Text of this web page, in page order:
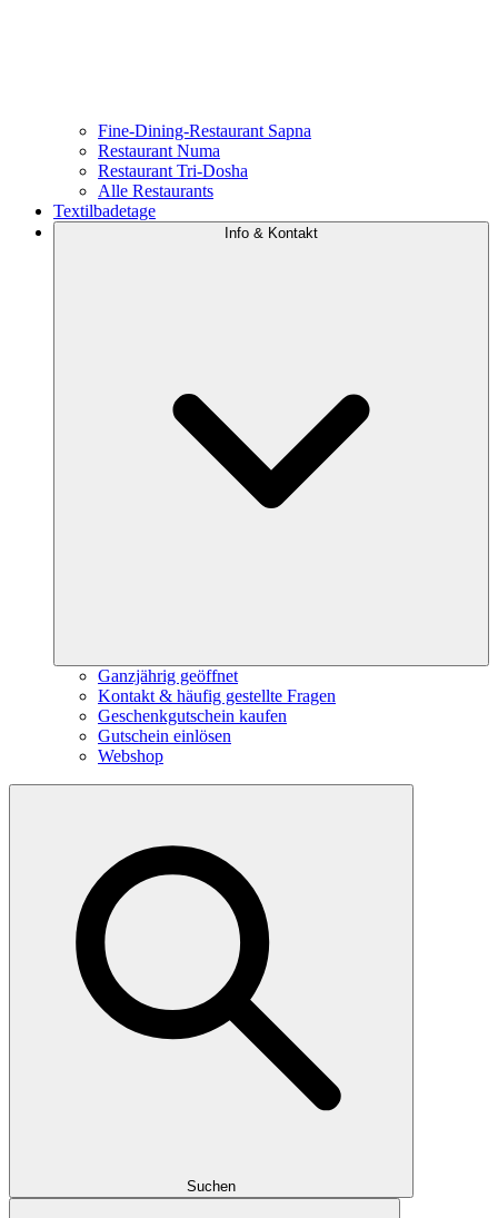
Fine-Dining-Restaurant Sapna
Restaurant Numa
Restaurant Tri-Dosha
Alle Restaurants
Textilbadetage
Info & Kontakt
Ganzjährig geöffnet
Kontakt & häufig gestellte Fragen
Geschenkgutschein kaufen
Gutschein einlösen
Webshop
Suchen